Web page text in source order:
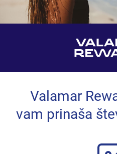
Valamar
vam prinaša